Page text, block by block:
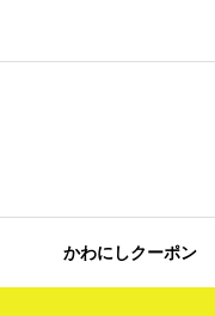
かわにしクーポン